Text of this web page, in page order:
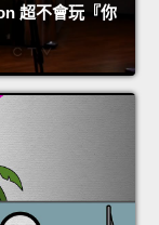
超不會玩『你